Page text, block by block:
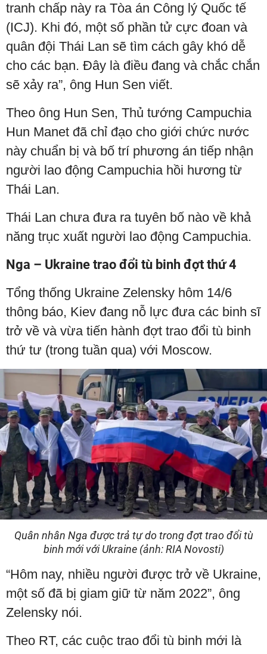
tranh chấp này ra Tòa án Công lý Quốc tế
(ICJ). Khi đó, một số phần tử cực đoan và
quân đội Thái Lan sẽ tìm cách gây khó dễ
cho các bạn. Đây là điều đang và chắc chắn
sẽ xảy ra”, ông Hun Sen viết.
Theo ông Hun Sen, Thủ tướng Campuchia
Hun Manet đã chỉ đạo cho giới chức nước
này chuẩn bị và bố trí phương án tiếp nhận
người lao động Campuchia hồi hương từ
Thái Lan.
Thái Lan chưa đưa ra tuyên bố nào về khả
năng trục xuất người lao động Campuchia.
Nga – Ukraine trao đổi tù binh đợt thứ 4
Tổng thống Ukraine Zelensky hôm 14/6
thông báo, Kiev đang nỗ lực đưa các binh sĩ
trở về và vừa tiến hành đợt trao đổi tù binh
thứ tư (trong tuần qua) với Moscow.
Quân nhân Nga được trả tự do trong đợt trao đổi tù
binh mới với Ukraine (ảnh: RIA Novosti)
“Hôm nay, nhiều người được trở về Ukraine,
một số đã bị giam giữ từ năm 2022”, ông
Zelensky nói.
Theo RT, các cuộc trao đổi tù binh mới là